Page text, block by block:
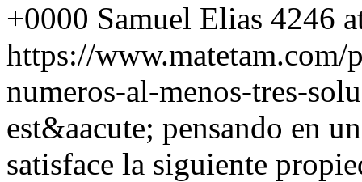
+0000 Samuel Elias 4246
https://www.matetam.com/
numeros-al-menos-tres-
est&aacute; pensando en
satisface la siguiente